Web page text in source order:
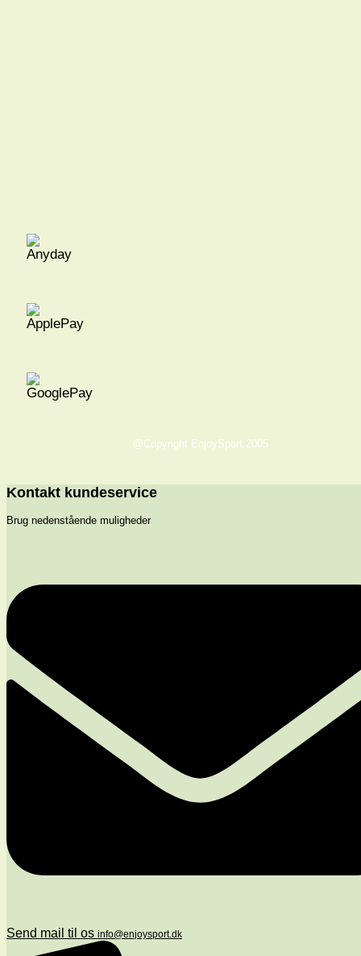
@Copyright EnjoySport 2005
Kontakt kundeservice
Brug nedenstående muligheder
Send mail til os info@enjoysport.dk